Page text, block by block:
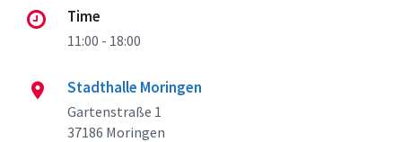
Time
11:00 - 18:00
Stadthalle Moringen
Gartenstraße 1
37186 Moringen